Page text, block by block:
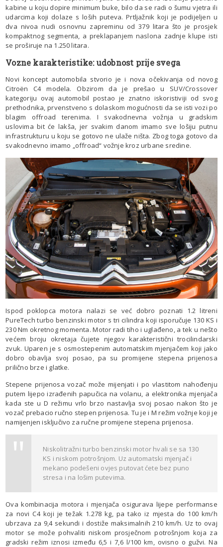
kabine u koju dopire minimum buke, bilo da se radi o šumu vjetra ili
udarcima koji dolaze s loših puteva. Prtljažnik koji je podijeljen u
dva nivoa nudi osnovnu zapreminu od 379 litara što je prosjek
kompaktnog segmenta, a preklapanjem naslona zadnje klupe isti
se proširuje na 1.250 litara.
Vozne karakteristike: udobnost prije svega
Novi koncept automobila stvorio je i nova očekivanja od novog
Citroën C4 modela. Obzirom da je prešao u SUV/Crossover
kategoriju ovaj automobil postao je znatno iskoristiviji od svog
prethodnika, prvenstveno s dolaskom mogućnosti da se isti vozi po
blagim offroad terenima. I svakodnevna vožnja u gradskim
uslovima bit će lakša, jer svakim danom imamo sve lošiju putnu
infrastrukturu u koju se gotovo ne ulaže ništa. Zbog toga gotovo da
svakodnevno imamo „offroad“ vožnje kroz urbane sredine.
Ispod poklopca motora nalazi se već dobro poznati 1.2 litreni
PureTech turbo benzinski motor s tri cilindra koji isporučuje 130 KS i
230 Nm okretnog momenta. Motor radi tiho i uglađeno, a tek u nešto
većem broju okretaja čujete njegov karakteristični trocilindarski
zvuk. Uparen je s osmostepenim automatskim mjenjačem koji jako
dobro obavlja svoj posao, pa su promijene stepena prijenosa
prilično brze i glatke.
Stepene prijenosa vozač može mijenjati i po vlastitom nahođenju
putem lijepo izrađenih papučica na volanu, a elektronika mjenjača
kada ste u D režimu vrlo brzo nastavlja svoj posao nakon što je
vozač prebacio ručno stepen prijenosa. Tu je i M režim vožnje koji je
namijenjen isključivo za ručne promijene stepena prijenosa.
Niskolitražni turbo benzinski motor hvali se sa 130
KS i niskom potrošnjom. Uz automatski mjenjač i
mekano podešeni ovjes putovat ćete bez puno
stresa i na lošim putevima.
Ova kombinacija motora i mjenjača osigurava lijepe performanse
za novi C4 koji je težak 1.278 kg, pa tako iz mjesta do 100 km/h
ubrzava za 9,4 sekundi i dostiže maksimalnih 210 km/h. Uz to ovaj
motor se može pohvaliti niskom prosječnom potrošnjom koja za
gradski režim iznosi između 6,5 i 7,6 l/100 km, ovisno o gužvi. Na